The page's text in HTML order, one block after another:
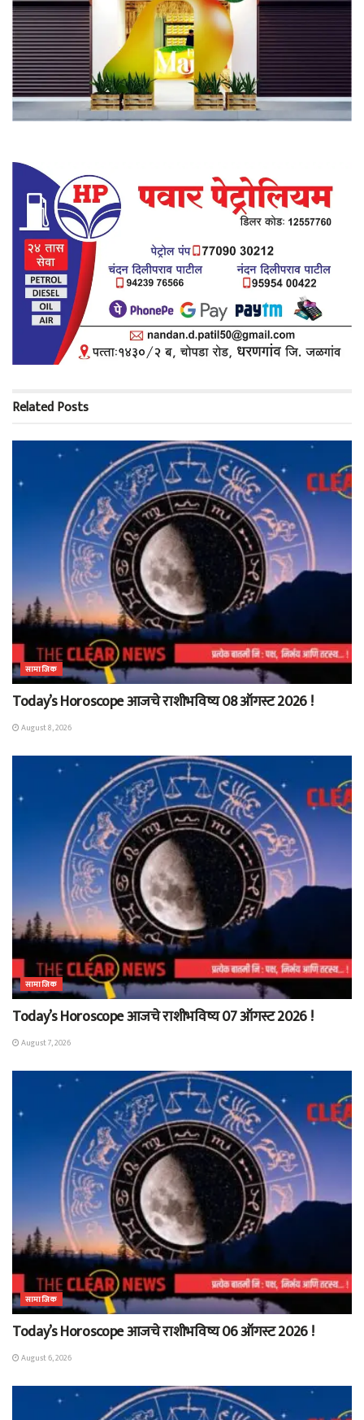
RelatedPosts
सामाजिक
Today’s Horoscope आजचे राशीभविष्य 08 ऑगस्ट 2026 !
August 8, 2026
सामाजिक
Today’s Horoscope आजचे राशीभविष्य 07 ऑगस्ट 2026 !
August 7, 2026
सामाजिक
Today’s Horoscope आजचे राशीभविष्य 06 ऑगस्ट 2026 !
August 6, 2026